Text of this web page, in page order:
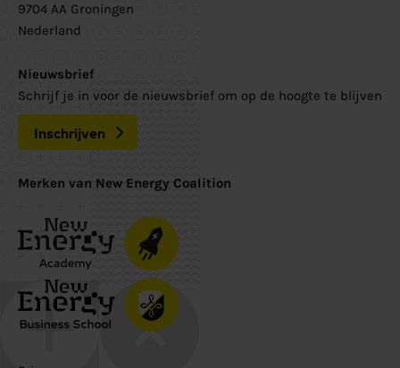
9704 AA Groningen
Nederland
Nieuwsbrief
Schrijf je in voor de nieuwsbrief om op de hoogte te blijven
Inschrijven
Merken van New Energy Coalition